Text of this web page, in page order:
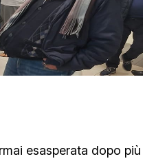
esasperata dopo più